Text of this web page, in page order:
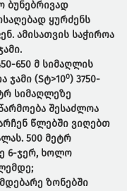
ბუნებრივად
ყურძენს
ამისათვის საჭიროა
650 მ სიმაღლის
ჯამი (Sტ>100) 3750-
სიმაღლეზე
შესაძლოა
წლებში ვიღებთ
500 მეტრ
6-ჯერ, ხოლო
ზონებში